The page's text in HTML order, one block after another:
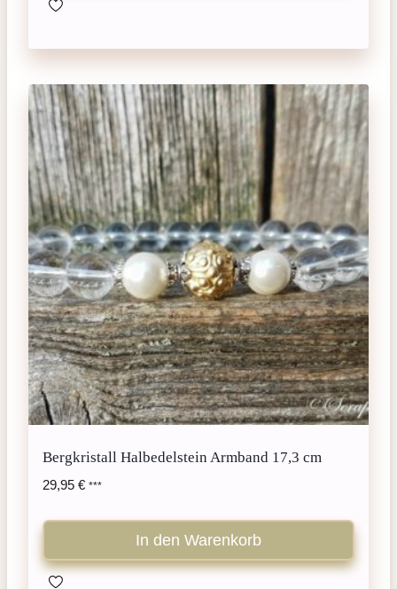
Bergkristall Halbedelstein Armband 17,3 cm
29,95 € ***
In den Warenkorb